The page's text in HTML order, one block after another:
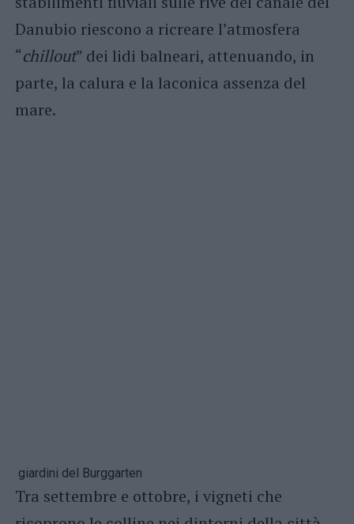
Danubio riescono a ricreare l’atmosfera
“chillout” dei lidi balneari, attenuando, in
parte, la calura e la laconica assenza del
mare.
giardini del Burggarten
Tra settembre e ottobre, i vigneti che